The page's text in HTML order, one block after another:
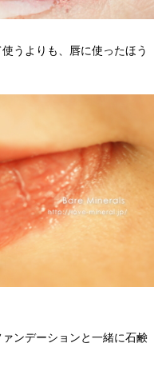
うよりも、唇に使ったほう
ンデーションと一緒に石鹸